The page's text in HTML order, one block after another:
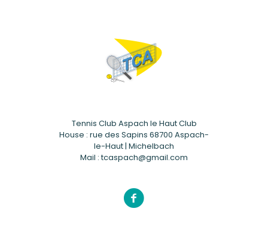
Tennis Club Aspach le Haut Club
House : rue des Sapins 68700 Aspach-
le-Haut | Michelbach
Mail : tcaspach@gmail.com